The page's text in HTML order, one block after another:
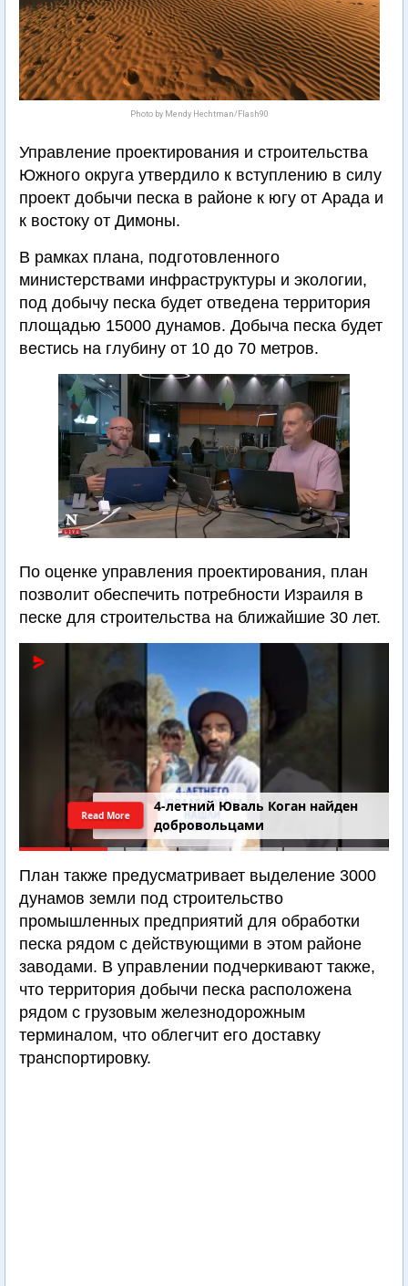
Photo by Mendy Hechtman/Flash90
Управление проектирования и строительства
Южного округа утвердило к вступлению в силу
проект добычи песка в районе к югу от Арада и
к востоку от Димоны.
В рамках плана, подготовленного
министерствами инфраструктуры и экологии,
под добычу песка будет отведена территория
площадью 15000 дунамов. Добыча песка будет
вестись на глубину от 10 до 70 метров.
По оценке управления проектирования, план
позволит обеспечить потребности Израиля в
песке для строительства на ближайшие 30 лет.
4-летний Юваль Коган найден
добровольцами
Read More
План также предусматривает выделение 3000
дунамов земли под строительство
промышленных предприятий для обработки
песка рядом с действующими в этом районе
заводами. В управлении подчеркивают также,
что территория добычи песка расположена
рядом с грузовым железнодорожным
терминалом, что облегчит его доставку
транспортировку.